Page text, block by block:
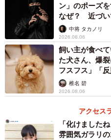
大津市が昨年１２月から配布を始め
ンダムの隣に大津絵の「鬼の念仏」
ン」のポーズ
なぜ？ 近づ
未熟」中将 タカノリ
2026.08.06
飼い主が食べ
た犬さん、爆
フスフス」「反
椎名 碧
2026.08.06
アクセス
「化けました
雰囲気ガラリ